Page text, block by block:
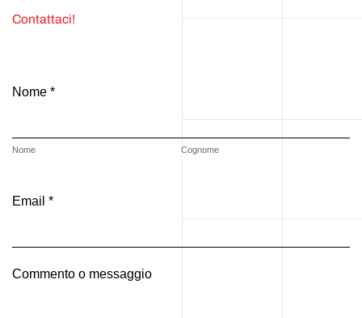
Contattaci!
Nome *
Nome Cognome
Email *
Commento o messaggio